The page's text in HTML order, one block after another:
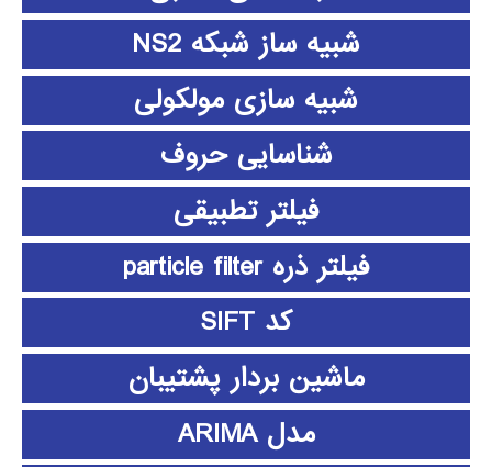
شبیه ساز شبکه NS2
شبیه سازی مولکولی
شناسایی حروف
فیلتر تطبیقی
فیلتر ذره particle filter
کد SIFT
ماشین بردار پشتیبان
مدل ARIMA